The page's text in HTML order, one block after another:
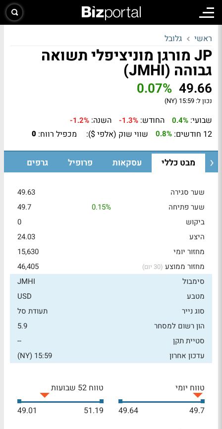
ראשי גלובל
JP מורגן מוניציפלי תשואה
גבוהה (JMHI)
49.66
0.07%
נכון ל: 15:59 (NY)
שבועי: 0.4% החודש: -1.3% השנה: -1.2%
12 חודשים: 0.8% שווי שוק (אלפי $): מכפיל רווח: 0
מבט כללי עסקאות פרופיל גרפים
שער סגירה
49.63
שער פתיחה
0.15%
49.7
ביקוש
0
היצע
24.03
מחזור יומי
15,630
מחזור ממוצע (30 יום)
46,405
סימבול
JMHI
מטבע
USD
סוג נייר
תעודת סל
הון רשום למסחר
5.9
סטיית תקן
--
עדכון אחרון
15:59 (NY)
טווח יומי
49.7
49.64
טווח 52 שבועות
51.19
49.01